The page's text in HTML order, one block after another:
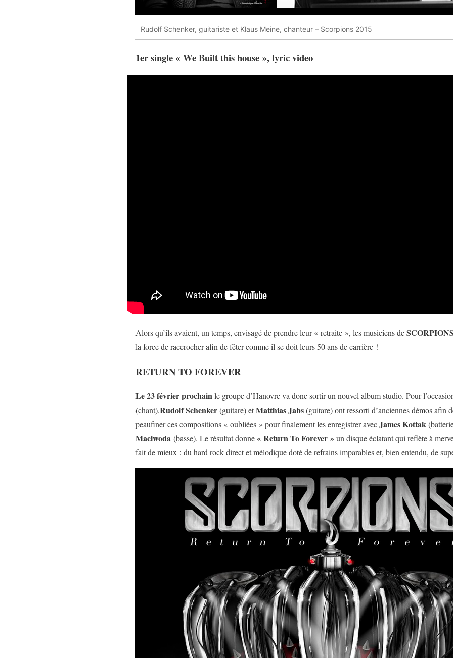
Rudolf Schenker, guitariste et Klaus Meine, chanteur – Scorpions 2015
1er single « We Built this house », lyric video
Alors qu’ils avaient, un temps, envisagé de prendre leur « retraite », les musiciens deSCORPIONS
la force de raccrocher afin de fêter comme il se doit leurs 50 ans de carrière !
RETURN TO FOREVER
Le 23 février prochainle groupe d’Hanovre va donc sortir un nouvel album studio. Pour
(chant),Rudolf Schenker(guitare) etMatthias Jabs(guitare) ont ressorti d’anciennes démos afin
peaufiner ces compositions « oubliées » pour finalement les enregistrer avecJames Kottak
Maciwoda (basse). Le résultat donne« Return To Forever »un disque éclatant qui reflète à
fait de mieux : du hard rock direct et mélodique doté de refrains imparables et, bien entendu, de